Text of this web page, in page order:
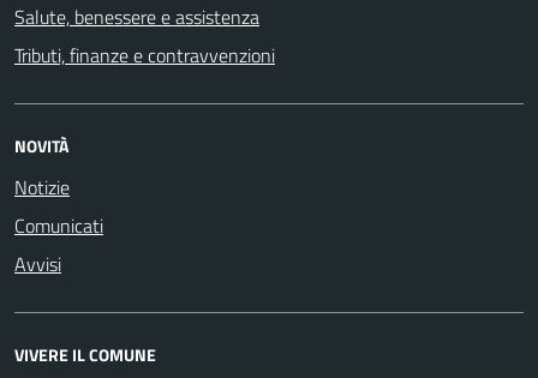
Salute, benessere e assistenza
Tributi, finanze e contravvenzioni
NOVITÀ
Notizie
Comunicati
Avvisi
VIVERE IL COMUNE